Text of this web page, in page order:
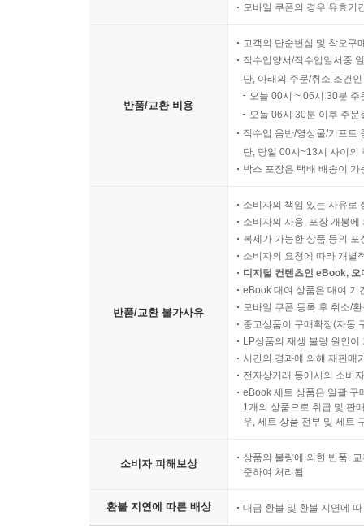
모바일 쿠폰의 경우 유효기
반품/교환 비용
고객의 단순변심 및 착오구
직수입양서/직수입일서중
단, 아래의 주문/취소 조건
오늘 00시 ~ 06시 30분
오늘 06시 30분 이후 주
직수입 음반/영상물/기프트
단, 당일 00시~13시 사이의
박스 포장은 택배 배송이
반품/교환 불가사유
소비자의 책임 있는 사유로
소비자의 사용, 포장 개봉
복제가 가능한 상품 등의
소비자의 요청에 따라 개별
디지털 컨텐츠인 eBook,
eBook 대여 상품은 대여 기
모바일 쿠폰 등록 후 취소/
중고상품이 구매확정(자동
LP상품의 재생 불량 원인
시간의 경과에 의해 재판매
전자상거래 등에서의 소비
eBook 세트 상품은 일괄 구
1개의 상품으로 취급 및 판
우, 세트 상품 전부 및 세트
소비자 피해보상
상품의 불량에 의한 반품,
준하여 처리됨
환불 지연에 따른 배상 대금 환불 및 환불 지연에